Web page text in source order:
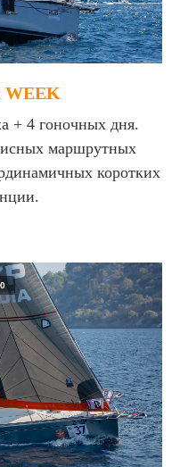
WEEK
+ 4 гоночных дня.
маршрутных
коротких